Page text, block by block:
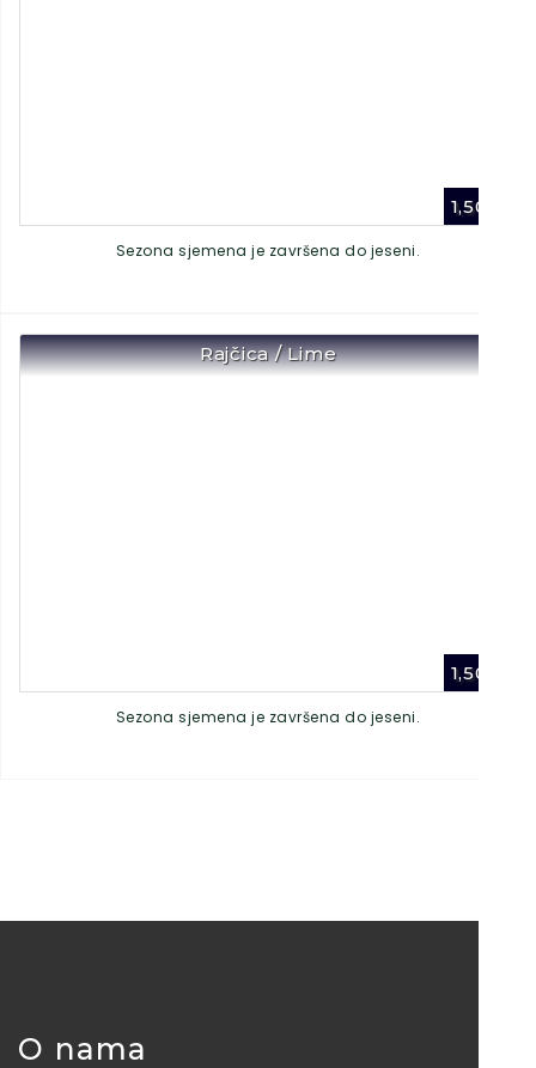
1,50
Sezona sjemena je završena do jeseni.
Rajčica / Lime
1,50
Sezona sjemena je završena do jeseni.
O nama